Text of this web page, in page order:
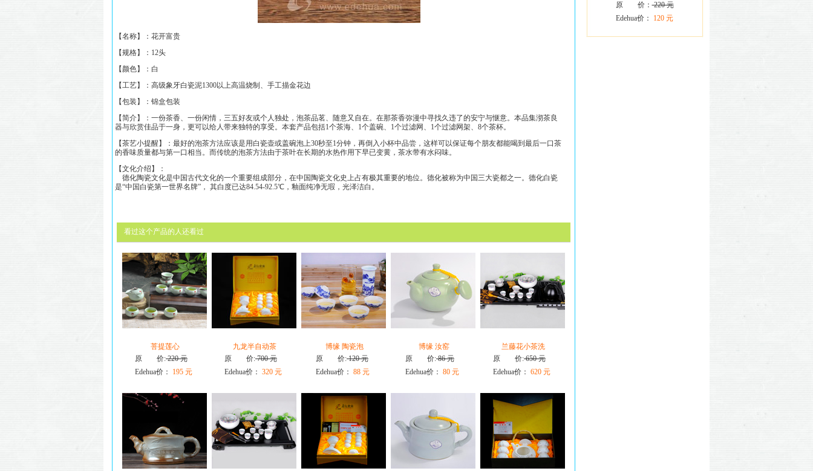
【名称】： 花开富贵
【规格】： 12头
【颜色】：白
【工艺】：高级象牙白瓷泥1300以上高温烧制、手工描金花边
【包装】：锦盒包装
【简介】： 一份茶香、一份闲情，三五好友或个人独处，泡茶品茗、随意又自在。在那茶香弥漫中寻找久违了的安宁与惬意。本品集沏茶良
器与欣赏佳品于一身，更可以给人带来独特的享受。本套产品包括1个茶海、1个盖碗、1个过滤网、1个过滤网架、8个茶杯。
【茶艺小提醒】：最好的泡茶方法应该是用白瓷壶或盖碗泡上30秒至1分钟，再倒入小杯中品尝，这样可以保证每个朋友都能喝到最后一口茶
的香味质量都与第一口相当。而传统的泡茶方法由于茶叶在长期的水热作用下早已变黄，茶水带有水闷味。
【文化介绍】：
德化陶瓷文化是中国古代文化的一个重要组成部分，在中国陶瓷文化史上占有极其重要的地位。德化被称为中国三大瓷都之一。德化白瓷
是“中国白瓷第一世界名牌”， 其白度已达84.54-92.5℃，釉面纯净无瑕，光泽洁白。
看过这个产品的人还看过
菩提莲心
原 价:220 元
Edehua价：
195 元
九龙半自动茶
原 价:700 元
Edehua价： 320 元
博缘 陶瓷泡
原 价:120 元
Edehua价： 88 元
博缘 汝窑
原 价:86 元
Edehua价： 80 元
兰藤花小茶洗
原 价:650 元
Edehua价： 620 元
原 价：220 元
Edehua价：
120 元